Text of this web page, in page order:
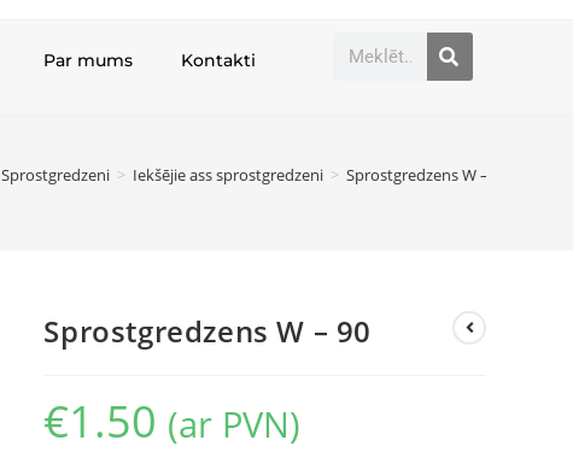
Par mums Kontakti
Sprostgredzeni > Iekšējie ass sprostgredzeni > Sprostgredzens W – 90
Sprostgredzens W – 90
€1.50 (ar PVN)